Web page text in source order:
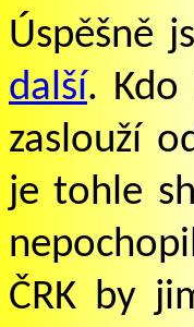
Úspěšně
další. Kdo
zaslouží
je tohle
ČRK by